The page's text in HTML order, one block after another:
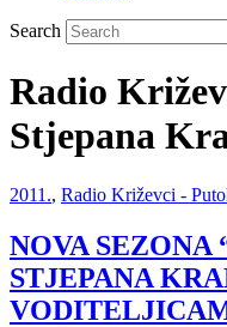
Search
Radio
Stjepana
2011., Radio Križevci -
NOVA SEZONA
STJEPANA